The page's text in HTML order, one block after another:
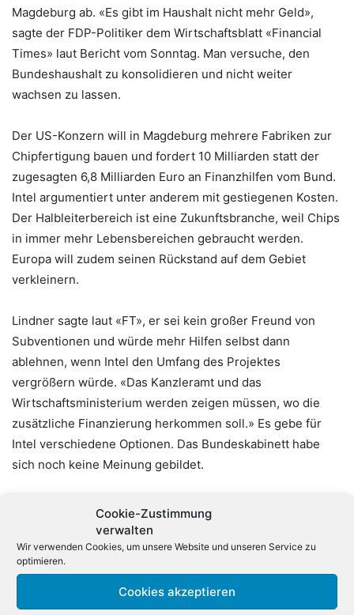
Cookie-Zustimmung
verwalten
Wir verwenden Cookies, um unsere Website und unseren Service zu
optimieren.
Cookies akzeptieren
Magdeburg ab. «Es gibt im Haushalt nicht mehr Geld»,
sagte der FDP-Politiker dem Wirtschaftsblatt «Financial
Times» laut Bericht vom Sonntag. Man versuche, den
Bundeshaushalt zu konsolidieren und nicht weiter
wachsen zu lassen.
Der US-Konzern will in Magdeburg mehrere Fabriken zur
Chipfertigung bauen und fordert 10 Milliarden statt der
zugesagten 6,8 Milliarden Euro an Finanzhilfen vom Bund.
Intel argumentiert unter anderem mit gestiegenen Kosten.
Der Halbleiterbereich ist eine Zukunftsbranche, weil Chips
in immer mehr Lebensbereichen gebraucht werden.
Europa will zudem seinen Rückstand auf dem Gebiet
verkleinern.
Lindner sagte laut «FT», er sei kein großer Freund von
Subventionen und würde mehr Hilfen selbst dann
ablehnen, wenn Intel den Umfang des Projektes
vergrößern würde. «Das Kanzleramt und das
Wirtschaftsministerium werden zeigen müssen, wo die
zusätzliche Finanzierung herkommen soll.» Es gebe für
Intel verschiedene Optionen. Das Bundeskabinett habe
sich noch keine Meinung gebildet.
Die Ampelkoalition ringt seit langem um den Haushalt
2024. Die im Grundgesetz verankerte Schuldenbremse
soll wieder eingehalten werden. Dazu müssen Mehrkosten
durch den Tarifabschluss im öffentlichen Dienst und
höhere Zinsen ausgeglichen werden.(dpa)